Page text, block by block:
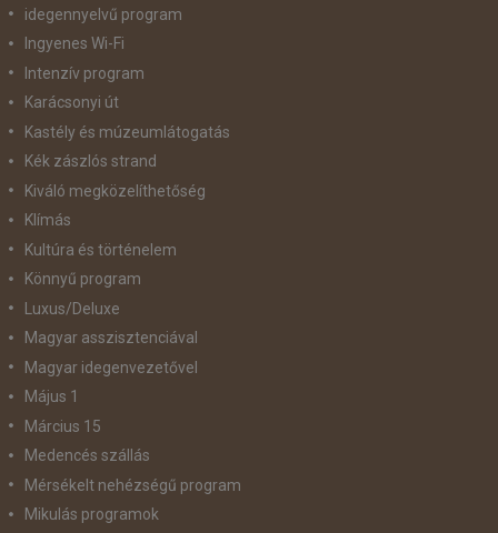
idegennyelvű program
Ingyenes Wi-Fi
Intenzív program
Karácsonyi út
Kastély és múzeumlátogatás
Kék zászlós strand
Kiváló megközelíthetőség
Klímás
Kultúra és történelem
Könnyű program
Luxus/Deluxe
Magyar asszisztenciával
Magyar idegenvezetővel
Május 1
Március 15
Medencés szállás
Mérsékelt nehézségű program
Mikulás programok